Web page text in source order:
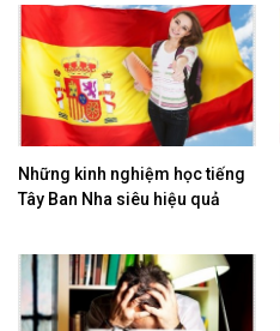
Những kinh nghiệm học tiếng
Tây Ban Nha siêu hiệu quả